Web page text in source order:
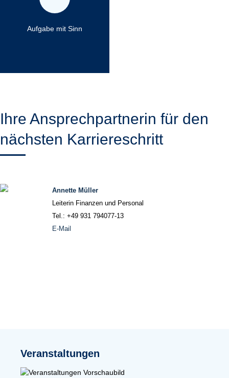
Aufgabe mit Sinn
Wissenschaftler können wir mit
unseren Methoden und ohne
Ergebnissen einen einzigartigen
Ihre Ansprechpartnerin für den
nächsten Karriereschritt
Annette Müller
Leiterin Finanzen und Personal
Tel.: +49 931 794077-13
E-Mail
Veranstaltungen